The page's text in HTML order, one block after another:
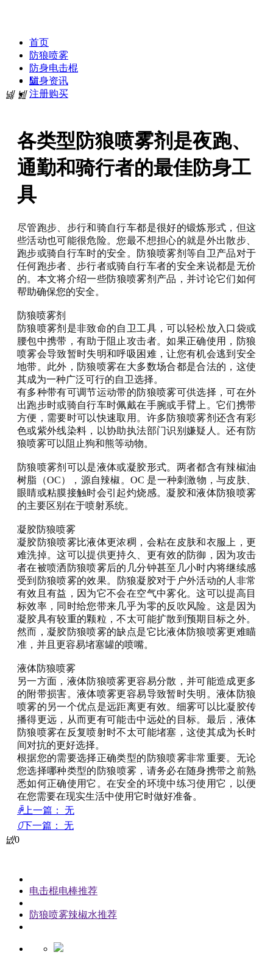
首页
防狼喷雾
防身电击棍
防身资讯
注册购买
넡
넳 넲
各类型防狼喷雾剂是夜跑、
通勤和骑行者的最佳防身工
具
尽管跑步、步行和骑自行车都是很好的锻炼形式，但这
些活动也可能很危险。您最不想担心的就是外出散步、
跑步或骑自行车时的安全。
防狼喷雾剂等自卫产品对于
任何跑步者、步行者或骑自行车者的安全来说都是无价
的。 本文将介绍一些防狼喷雾剂产品 ，并讨论它们如何
帮助确保您的安全。
防狼喷雾剂
防狼喷雾剂是非致命的自卫工具，可以轻松放入口袋或
腰包中携带，有助于阻止攻击者。如果正确使用， 防狼
喷雾会导致暂时失明和呼吸困难，让您有机会逃到安全
地带。此外， 防狼喷雾在大多数场合都是合法的，这使
其成为一种广泛可行的自卫选择。
有多种带有可调节运动带的防狼喷雾可供选择，可在外
出跑步时或骑自行车时佩戴在手腕或手臂上。它们携带
方便，需要时可以快速取用。许多防狼喷雾剂还含有彩
色或紫外线染料，以协助执法部门识别嫌疑人。还有防
狼喷雾可以阻止狗和熊等动物。
防狼喷雾剂可以是液体或凝胶形式。两者都含有辣椒油
树脂（OC），源自辣椒。OC 是一种刺激物，与皮肤、
眼睛或粘膜接触时会引起灼烧感。凝胶和液体防狼喷雾
的主要区别在于喷射系统。
凝胶防狼喷雾
凝胶防狼喷雾比液体更浓稠，会粘在皮肤和衣服上，更
难洗掉。这可以提供更持久、更有效的防御，因为攻击
者在被喷洒 防狼喷雾后的几分钟甚至几小时内将继续感
受到 防狼喷雾的效果。 防狼凝胶对于户外活动的人非常
有效且有益，因为它不会在空气中雾化。这可以提高目
标效率，同时给您带来几乎为零的反 吹风险。这是因为
凝胶具有较重的颗粒，不太可能扩散到预期目标之外。
然而，凝胶防狼喷雾的缺点是它比液体防狼喷雾更难瞄
准，并且更容易堵塞罐的喷嘴。
液体防狼喷雾
另一方面，液体防狼喷雾更容易分散，并可能造成更多
的附带损害。液体喷雾更容易导致暂时失明。液体防狼
喷雾的另一个优点是远距离更有效。细雾可以比凝胶传
播得更远，从而更有可能击中远处的目标。最后，液体
防狼喷雾在反复喷射时不太可能堵塞，这使其成为长时
间对抗的更好选择。
根据您的需要选择正确类型的 防狼喷雾非常重要。无论
您选择哪种类型的 防狼喷雾，请务必在随身携带之前熟
悉如何正确使用它。在安全的环境中练习使用它，以便
在您需要在现实生活中使用它时做好准备。
ꄴ上一篇：
无
ꄲ下一篇：
无
넶0
电击棍电棒推荐
防狼喷雾辣椒水推荐